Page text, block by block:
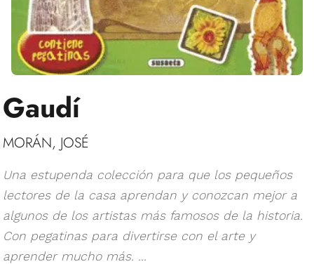
Gaudí
MORÁN, JOSÉ
Una estupenda colección para que los pequeños
lectores de la casa aprendan y conozcan mejor a
algunos de los artistas más famosos de la historia.
Con pegatinas para divertirse con el arte y
aprender mucho más. ...